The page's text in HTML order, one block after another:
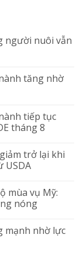
người nuôi vẫn
tăng nhờ
tiếp tục
tháng 8
trở lại khi
USDA
mùa vụ Mỹ:
nóng
mạnh nhờ lực